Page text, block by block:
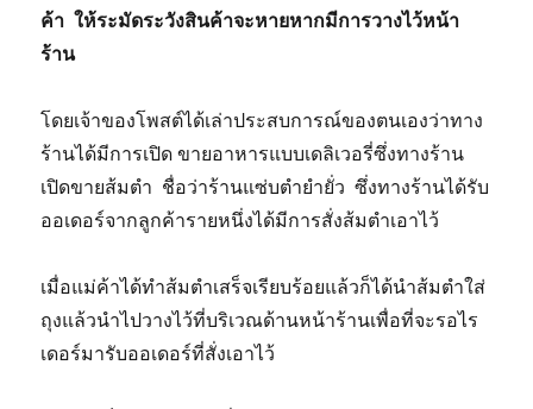
ค้า ให้ระมัดระวังสินค้าจะหายหากมีการวางไว้หน้า
ร้าน
โดยเจ้าของโพสต์ได้เล่าประสบการณ์ของตนเองว่าทาง
ร้านได้มีการเปิด ขายอาหารแบบเดลิเวอรี่ซึ่งทางร้าน
เปิดขายส้มตำ ชื่อว่าร้านแซ่บตำยำยั่ว ซึ่งทางร้านได้รับ
ออเดอร์จากลูกค้ารายหนึ่งได้มีการสั่งส้มตำเอาไว้
เมื่อแม่ค้าได้ทำส้มตำเสร็จเรียบร้อยแล้วก็ได้นำส้มตำใส่
ถุงแล้วนำไปวางไว้ที่บริเวณด้านหน้าร้านเพื่อที่จะรอไร
เดอร์มารับออเดอร์ที่สั่งเอาไว้